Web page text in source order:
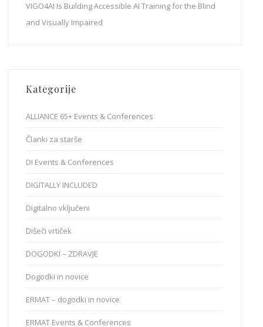
VIGO4AI Is Building Accessible AI Training for the Blind
and Visually Impaired
Kategorije
ALLIANCE 65+ Events & Conferences
Članki za starše
DI Events & Conferences
DIGITALLY INCLUDED
Digitalno vključeni
Dišeči vrtiček
DOGODKI – ZDRAVJE
Dogodki in novice
ERMAT – dogodki in novice
ERMAT Events & Conferences